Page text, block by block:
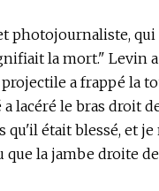
photojournaliste, qui
la mort." Levin
a frappé la
lacéré le bras droit
qu'il était blessé, et
que la jambe droite